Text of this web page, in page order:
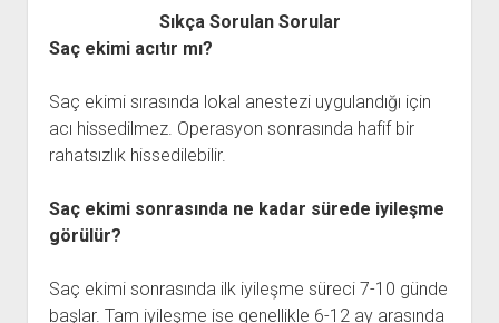
Sıkça Sorulan Sorular
Saç ekimi acıtır mı?
Saç ekimi sırasında lokal anestezi uygulandığı için
acı hissedilmez. Operasyon sonrasında hafif bir
rahatsızlık hissedilebilir.
Saç ekimi sonrasında ne kadar sürede iyileşme
görülür?
Saç ekimi sonrasında ilk iyileşme süreci 7-10 günde
başlar. Tam iyileşme ise genellikle 6-12 ay arasında